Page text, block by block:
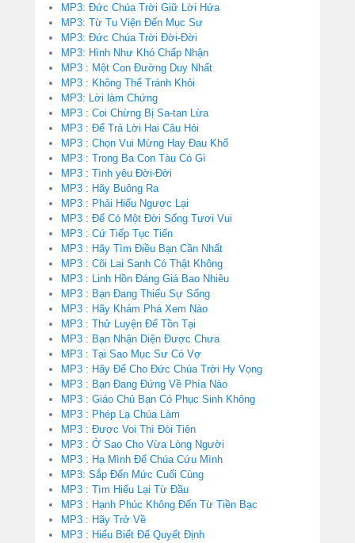
MP3: Đức Chúa Trời Giữ Lời Hứa
MP3: Từ Tu Viện Đến Mục Sư
MP3: Đức Chúa Trời Đời-Đời
MP3: Hình Như Khó Chấp Nhận
MP3 : Một Con Đường Duy Nhất
MP3 : Không Thể Tránh Khỏi
MP3: Lời làm Chứng
MP3 : Coi Chừng Bị Sa-tan Lừa
MP3 : Để Trả Lời Hai Câu Hỏi
MP3 : Chọn Vui Mừng Hay Đau Khổ
MP3 : Trong Ba Con Tàu Có Gì
MP3 : Tình yêu Đời-Đời
MP3 : Hãy Buông Ra
MP3 : Phải Hiểu Ngược Lại
MP3 : Để Có Một Đời Sống Tươi Vui
MP3 : Cứ Tiếp Tục Tiến
MP3 : Hãy Tìm Điều Bạn Cần Nhất
MP3 : Cõi Lai Sanh Có Thật Không
MP3 : Linh Hồn Đáng Giá Bao Nhiêu
MP3 : Bạn Đang Thiếu Sự Sống
MP3 : Hãy Khám Phá Xem Nào
MP3 : Thử Luyện Để Tồn Tại
MP3 : Bạn Nhận Diện Được Chưa
MP3 : Tại Sao Mục Sư Có Vợ
MP3 : Hãy Để Cho Đức Chúa Trời Hy Vọng
MP3 : Bạn Đang Đứng Về Phía Nào
MP3 : Giáo Chủ Bạn Có Phục Sinh Không
MP3 : Phép Lạ Chúa Làm
MP3 : Được Voi Thì Đòi Tiên
MP3 : Ở Sao Cho Vừa Lòng Người
MP3 : Hạ Mình Để Chúa Cứu Mình
MP3: Sắp Đến Mức Cuối Cùng
MP3 : Tìm Hiểu Lại Từ Đầu
MP3 : Hạnh Phúc Không Đến Từ Tiền Bạc
MP3 : Hãy Trở Về
MP3 : Hiểu Biết Để Quyết Định